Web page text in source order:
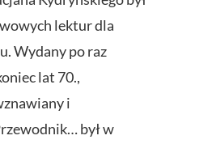
lektur dla
Wydany po raz
lat 70.,
i
był w